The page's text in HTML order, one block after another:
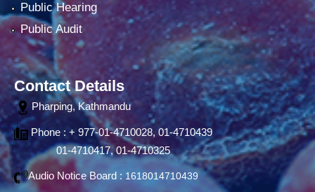
Public Hearing
Public Audit
Contact Details
Pharping, Kathmandu
Phone : + 977-01-4710028, 01-4710439
01-4710417, 01-4710325
Audio Notice Board : 1618014710439